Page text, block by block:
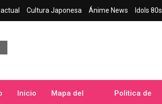
Cultura Japonesa Ánime News Idols 80s
Inicio Mapa del Politica de